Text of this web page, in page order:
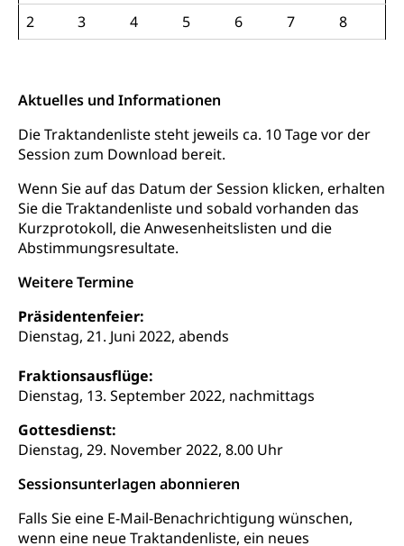
2
3 4 5 6 7 8
Aktuelles und Informationen
Die Traktandenliste steht jeweils ca. 10 Tage vor der
Session zum Download bereit.
Wenn Sie auf das Datum der Session klicken, erhalten
Sie die Traktandenliste und sobald vorhanden das
Kurzprotokoll, die Anwesenheitslisten und die
Abstimmungsresultate.
Weitere Termine
Präsidentenfeier:
Dienstag, 21. Juni 2022, abends
Fraktionsausflüge:
Dienstag, 13. September 2022, nachmittags
Gottesdienst:
Dienstag, 29. November 2022, 8.00 Uhr
Sessionsunterlagen abonnieren
Falls Sie eine E-Mail-Benachrichtigung wünschen,
wenn eine neue Traktandenliste, ein neues